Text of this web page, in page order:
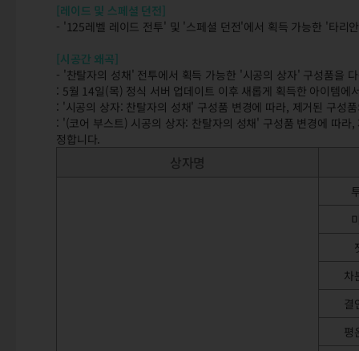
[레이드 및 스페셜 던전]
- '125레벨 레이드 전투' 및 '스페셜 던전'에서 획득 가능한 '타리
[시공간 왜곡]
- '찬탈자의 성채' 전투에서 획득 가능한 '시공의 상자' 구성품을
: 5월 14일(목) 정식 서버 업데이트 이후 새롭게 획득한 아이템에
: '시공의 상자: 찬탈자의 성채' 구성품 변경에 따라, 제거된 구성
: '(코어 부스트) 시공의 상자: 찬탈자의 성채' 구성품 변경에 따
정합니다.
상자명
차
결
평